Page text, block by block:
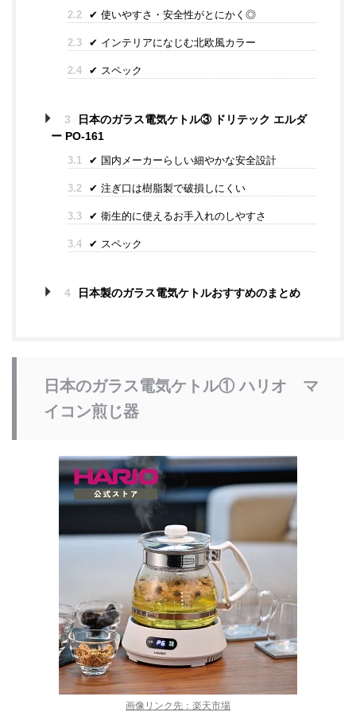
2.2 ✔ 使いやすさ・安全性がとにかく◎
2.3 ✔ インテリアになじむ北欧風カラー
2.4 ✔ スペック
3
日本のガラス電気ケトル③ ドリテック エルダ
ー PO-161
3.1 ✔ 国内メーカーらしい細やかな安全設計
3.2 ✔ 注ぎ口は樹脂製で破損しにくい
3.3 ✔ 衛生的に使えるお手入れのしやすさ
3.4 ✔ スペック
4 日本製のガラス電気ケトルおすすめのまとめ
日本のガラス電気ケトル①ハリオ マ
イコン煎じ器
画像リンク先：楽天市場